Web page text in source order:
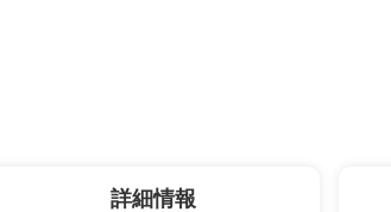
詳細情報